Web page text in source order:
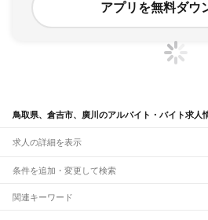
アプリを無料ダウ
鳥取県、倉吉市、廣川のアルバイト・バイト求人
求人の詳細を表示
条件を追加・変更して検索
市区町村を追加・変更
関連キーワード